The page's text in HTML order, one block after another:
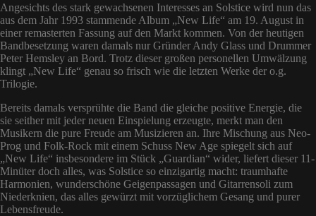
Angesichts des stark gewachsenen Interesses an Solstice wird nun das
aus dem Jahr 1993 stammende Album „New Life“ am 19. August in
einer remasterten Fassung auf den Markt kommen. Von der heutigen
Bandbesetzung waren damals nur Gründer Andy Glass und Drummer
Peter Hemsley an Bord. Trotz dieser großen personellen Umwälzung
klingt „New Life“ genau so frisch wie die letzten Werke der o.g.
Trilogie.
Bereits damals versprühte die Band die gleiche positive Energie, die
sie seither mit jeder neuen Einspielung erzeugte, merkt man den
Musikern die pure Freude am Musizieren an. Ihre Mischung aus Neo-
Prog und Folk-Rock mit einem Schuss New Age spiegelt sich auf
„New Life“ insbesondere im Stück „Guardian“ wider, liefert dieser 11-
Minüter doch alles, was Solstice so einzigartig macht: traumhafte
Harmonien, wunderschöne Geigenpassagen und Gitarrensoli zum
Niederknien, das alles gewürzt mit vorzüglichem Gesang und purer
Lebensfreude.